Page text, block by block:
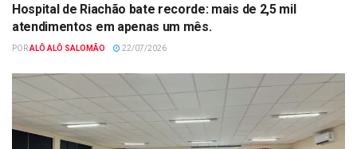
Hospital de Riachão bate recorde: mais de 2,5 mil
atendimentos em apenas um mês.
PORALÔ ALÔ SALOMÃO 22/07/2026